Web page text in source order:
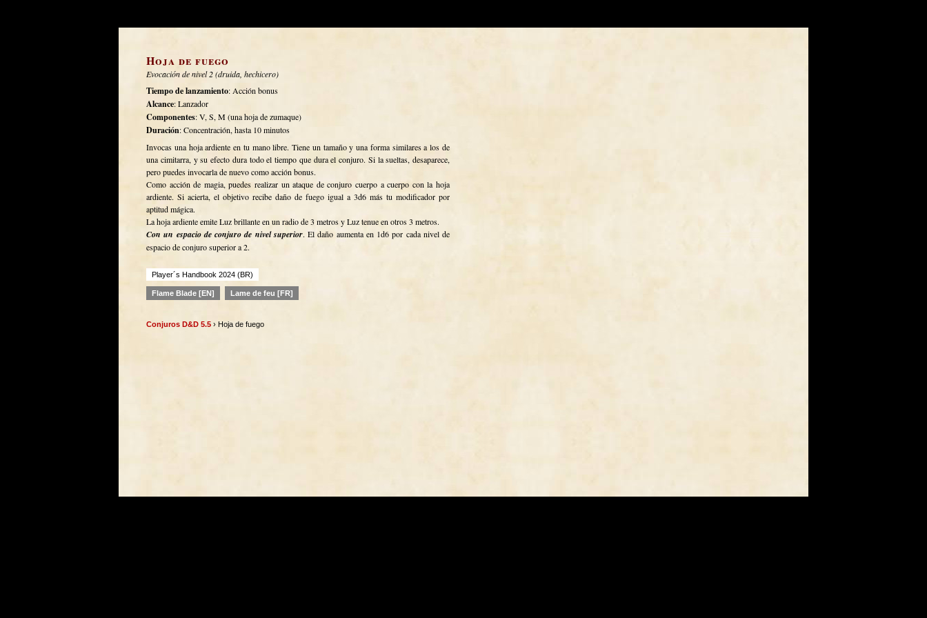
Hoja de fuego
Evocación de nivel 2 (druida, hechicero)
Tiempo de lanzamiento: Acción bonus
Alcance: Lanzador
Componentes: V, S, M (una hoja de zumaque)
Duración: Concentración, hasta 10 minutos
Invocas una hoja ardiente en tu mano libre. Tiene un tamaño y una forma similares a los de
una cimitarra, y su efecto dura todo el tiempo que dura el conjuro. Si la sueltas, desaparece,
pero puedes invocarla de nuevo como acción bonus.
Como acción de magia, puedes realizar un ataque de conjuro cuerpo a cuerpo con la hoja
ardiente. Si acierta, el objetivo recibe daño de fuego igual a 3d6 más tu modificador por
aptitud mágica.
La hoja ardiente emite Luz brillante en un radio de 3 metros y Luz tenue en otros 3 metros.
Con un espacio de conjuro de nivel superior. El daño aumenta en 1d6 por cada nivel de
espacio de conjuro superior a 2.
Player´s Handbook 2024 (BR)
Flame Blade [EN] Lame de feu [FR]
Conjuros D&D 5.5 › Hoja de fuego